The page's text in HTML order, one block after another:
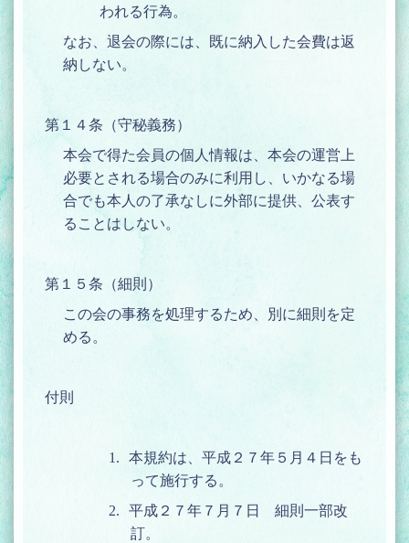
われる行為。
なお、退会の際には、既に納入した会費は返
納しない。
第１４条（守秘義務）
本会で得た会員の個人情報は、本会の運営上
必要とされる場合のみに利用し、いかなる場
合でも本人の了承なしに外部に提供、公表す
ることはしない。
第１５条（細則）
この会の事務を処理するため、別に細則を定
める。
付則
1.
本規約は、平成２７年５月４日をも
って施行する。
2.
平成２７年７月７日 細則一部改
訂。